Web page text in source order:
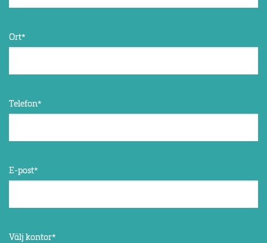
Ort*
Telefon*
E-post*
Välj kontor*